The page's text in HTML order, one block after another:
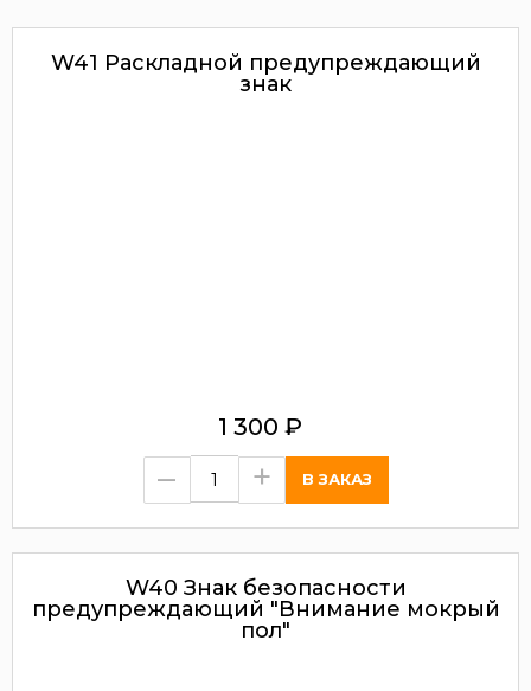
W41 Раскладной предупреждающий
знак
1 300 ₽
– +
W40 Знак безопасности
предупреждающий "Внимание мокрый
пол"